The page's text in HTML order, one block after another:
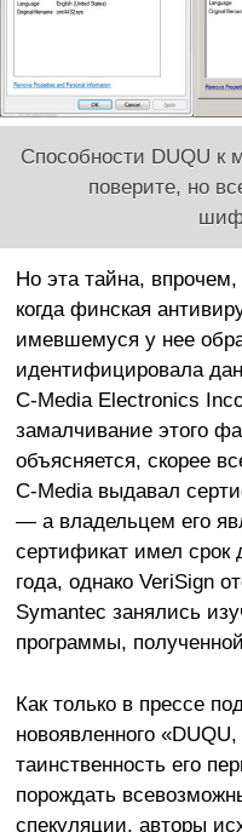
Способности DUQU к
поверите, но
Но эта тайна,
когда финская
имевшемуся у нее
идентифицировала
C-Media Electronics
замалчивание этого
объясняется, скорее
C-Media выдавал
— а владельцем его
сертификат имел срок
года, однако VeriSign
Symantec занялись
программы,
Как только в прессе
новоявленного
таинственность его
порождать
спекуляции, авторы